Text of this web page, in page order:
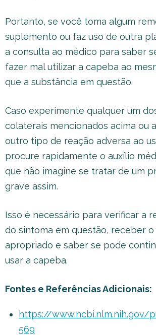
Portanto, se você toma algum
suplemento ou faz uso de outra
a consulta ao médico para saber
fazer mal utilizar a capeba ao
que a substância em questão.
Caso experimente qualquer um
colaterais mencionados acima ou
outro tipo de reação adversa ao
procure rapidamente o auxílio
que não imagine se tratar de um
grave assim.
Isso é necessário para verificar a
do sintoma em questão, receber
apropriado e saber se pode
usar a capeba.
Fontes e Referências Adicionais:
https://www.ncbi.nlm.nih.gov/
569